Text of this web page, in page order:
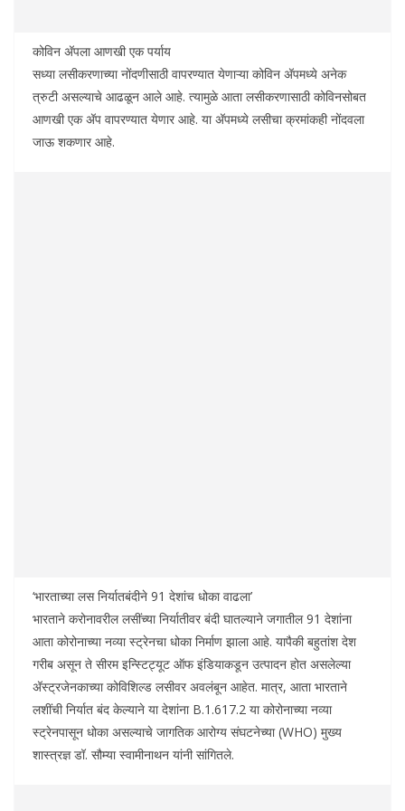
कोविन अ‍ॅपला आणखी एक पर्याय
सध्या लसीकरणाच्या नोंदणीसाठी वापरण्यात येणाऱ्या कोविन अ‍ॅपमध्ये अनेक
त्रुटी असल्याचे आढळून आले आहे. त्यामुळे आता लसीकरणासाठी कोविनसोबत
आणखी एक अ‍ॅप वापरण्यात येणार आहे. या अ‍ॅपमध्ये लसीचा क्रमांकही नोंदवला
जाऊ शकणार आहे.
‘भारताच्या लस निर्यातबंदीने 91 देशांच धोका वाढला’
भारताने करोनावरील लसींच्या निर्यातीवर बंदी घातल्याने जगातील 91 देशांना
आता कोरोनाच्या नव्या स्ट्रेनचा धोका निर्माण झाला आहे. यापैकी बहुतांश देश
गरीब असून ते सीरम इन्स्टिट्यूट ऑफ इंडियाकडून उत्पादन होत असलेल्या
अ‍ॅस्ट्रजेनकाच्या कोविशिल्ड लसीवर अवलंबून आहेत. मात्र, आता भारताने
लशींची निर्यात बंद केल्याने या देशांना B.1.617.2 या कोरोनाच्या नव्या
स्ट्रेनपासून धोका असल्याचे जागतिक आरोग्य संघटनेच्या (WHO) मुख्य
शास्त्रज्ञ डॉ. सौम्या स्वामीनाथन यांनी सांगितले.